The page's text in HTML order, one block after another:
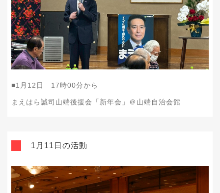
■1月12日 17時00分から
まえはら誠司山端後援会「新年会」＠山端自治会館
1月11日の活動